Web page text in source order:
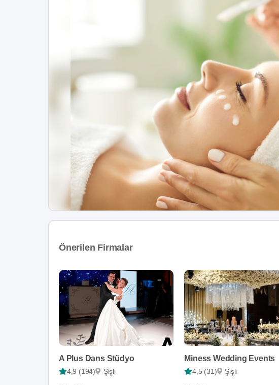
Önerilen Firmalar
A Plus Dans Stüdyo
4,9 (194) Şişli
Miness Wedding Events
4,5 (31) Şişli